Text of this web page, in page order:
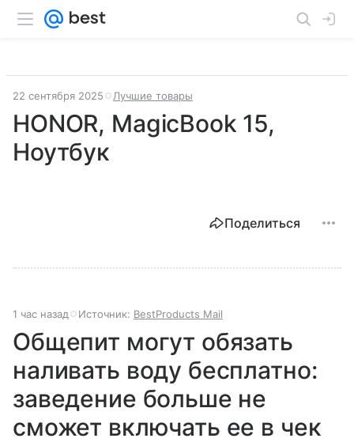
22 сентября 2025 Лучшие товары
HONOR, MagicBook 15,
Ноутбук
Поделиться
1 час назад Источник: BestProducts Mail
Общепит могут обязать
наливать воду бесплатно:
заведение больше не
сможет включать ее в чек